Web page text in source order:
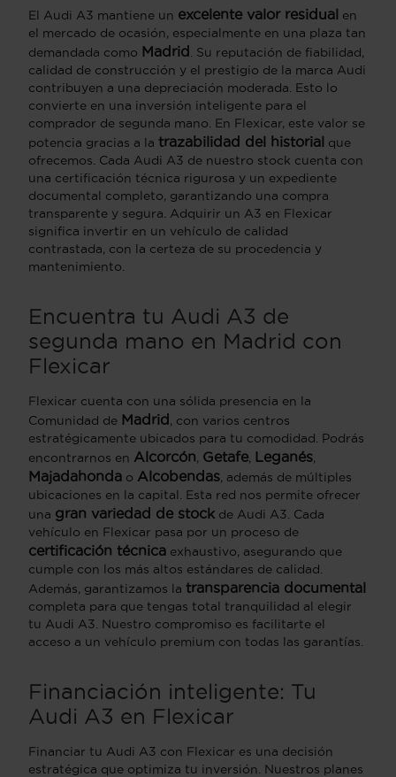
El Audi A3 mantiene un excelente valor residual en
el mercado de ocasión, especialmente en una plaza tan
demandada como Madrid
. Su reputación de fiabilidad,
calidad de construcción y el prestigio de la marca Audi
contribuyen a una depreciación moderada. Esto lo
convierte en una inversión inteligente para el
comprador de segunda mano. En Flexicar, este valor se
potencia gracias a la trazabilidad del historial que
ofrecemos. Cada Audi A3 de nuestro stock cuenta con
una certificación técnica rigurosa y un expediente
documental completo, garantizando una compra
transparente y segura. Adquirir un A3 en Flexicar
significa invertir en un vehículo de calidad
contrastada, con la certeza de su procedencia y
mantenimiento.
Encuentra tu Audi A3 de
segunda mano en Madrid con
Flexicar
Flexicar cuenta con una sólida presencia en la
Comunidad de Madrid , con varios centros
estratégicamente ubicados para tu comodidad. Podrás
encontrarnos en Alcorcón, Getafe, Leganés,
Majadahonda o Alcobendas, además de múltiples
ubicaciones en la capital. Esta red nos permite ofrecer
una gran variedad de stock de Audi A3. Cada
vehículo en Flexicar pasa por un proceso de
certificación técnica exhaustivo, asegurando que
cumple con los más altos estándares de calidad.
Además, garantizamos la transparencia documental
completa para que tengas total tranquilidad al elegir
tu Audi A3. Nuestro compromiso es facilitarte el
acceso a un vehículo premium con todas las garantías.
Financiación inteligente: Tu
Audi A3 en Flexicar
Financiar tu Audi A3 con Flexicar es una decisión
estratégica que optimiza tu inversión. Nuestros planes